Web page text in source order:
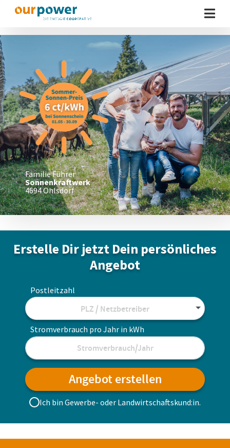
Familie Führer
Sonnenkraftwerk
4694 Ohlsdorf
Erstelle Dir jetzt Dein persönliches
Angebot
Postleitzahl
PLZ / Netzbetreiber
Stromverbrauch pro Jahr in kWh
Angebot erstellen
Ich bin Gewerbe- oder Landwirtschafts­kund:in.